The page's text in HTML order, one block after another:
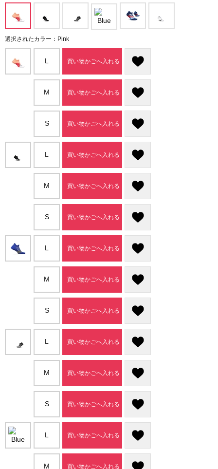
選択されたカラー：Pink
L 買い物かごへ入れる
M 買い物かごへ入れる
S 買い物かごへ入れる
L 買い物かごへ入れる
M 買い物かごへ入れる
S 買い物かごへ入れる
L 買い物かごへ入れる
M 買い物かごへ入れる
S 買い物かごへ入れる
L 買い物かごへ入れる
M 買い物かごへ入れる
S 買い物かごへ入れる
L 買い物かごへ入れる
M 買い物かごへ入れる